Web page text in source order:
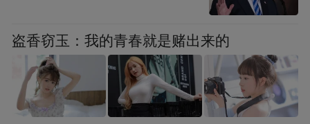
城探秘、红色记忆、城市潮玩等主题，系统
呈现了石家庄“一山一水”生态底色、“音乐与
体育”城市名片及西柏坡、正定、赵州桥三大
文旅品牌。从西柏坡红色圣地的革命精神，
到正定古城的千年文脉；从赵州桥的匠心独
盗香窃玉：我的青春就是赌出来的